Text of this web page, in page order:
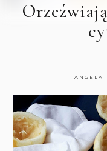
ANGELA